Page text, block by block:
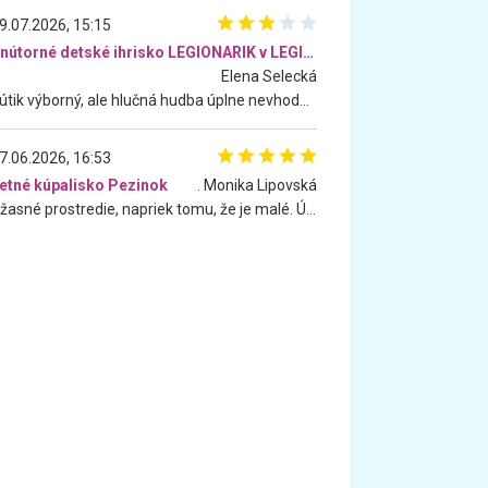
15:15
Vnútorné detské ihrisko LEGIONARIK v LEGIA Fitness
Elena Selecká
16:53
kúpalisko Pezinok
. Monika Lipovská